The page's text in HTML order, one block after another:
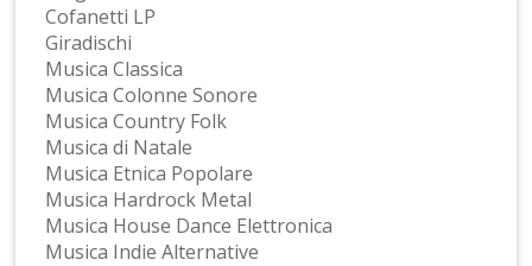
Cofanetti LP
Giradischi
Musica Classica
Musica Colonne Sonore
Musica Country Folk
Musica di Natale
Musica Etnica Popolare
Musica Hardrock Metal
Musica House Dance Elettronica
Musica Indie Alternative